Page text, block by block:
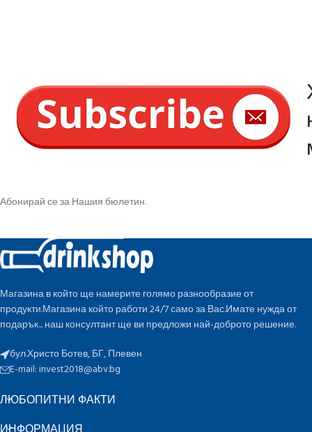
Абонирай се за Нашия бюлетин.
Магазина в който ще намерите голямо разнообразие от
продукти.Магазина който работи 24/7 само за Вас.Имате нужда от
подарък... наш консултант ще ви предложи най-доброто решение.
бул.Христо Ботев, БГ, Плевен
E-mail:invest2018@abv.bg
ЛЮБОПИТНИ ФАКТИ